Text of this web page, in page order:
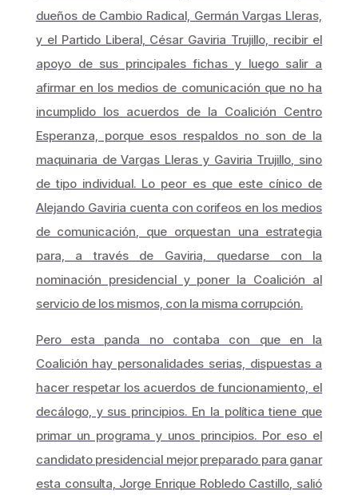
dueños de Cambio Radical, Germán Vargas Lleras,
y el Partido Liberal, César Gaviria Trujillo, recibir el
apoyo de sus principales fichas y luego salir a
afirmar en los medios de comunicación que no ha
incumplido los acuerdos de la Coalición Centro
Esperanza, porque esos respaldos no son de la
maquinaria de Vargas Lleras y Gaviria Trujillo, sino
de tipo individual. Lo peor es que este cínico de
Alejando Gaviria cuenta con corifeos en los medios
de comunicación, que orquestan una estrategia
para, a través de Gaviria, quedarse con la
nominación presidencial y poner la Coalición al
servicio de los mismos, con la misma corrupción.
Pero esta panda no contaba con que en la
Coalición hay personalidades serias, dispuestas a
hacer respetar los acuerdos de funcionamiento, el
decálogo, y sus principios. En la política tiene que
primar un programa y unos principios. Por eso el
candidato presidencial mejor preparado para ganar
esta consulta, Jorge Enrique Robledo Castillo, salió